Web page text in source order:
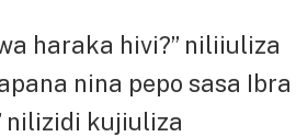
haraka hivi?” niliiuliza
nina pepo sasa Ibra
nilizidi kujiuliza